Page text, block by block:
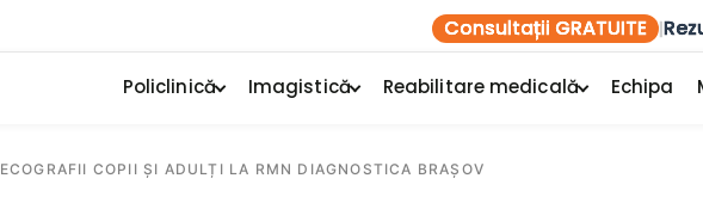
Consultații GRATUITE |
Policlinică Imagistică Reabilitare medicală Echipa
ECOGRAFII COPII ȘI ADULȚI LA RMN DIAGNOSTICA BRAȘOV